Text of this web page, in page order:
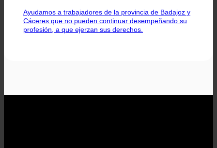
Ayudamos a trabajadores de la provincia de Badajoz y
Cáceres que no pueden continuar desempeñando su
profesión, a que ejerzan sus derechos.